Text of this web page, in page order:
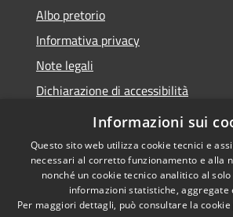
Albo pretorio
Informativa privacy
Note legali
Dichiarazione di accessibilità
Piano di miglioramento del sito
Informazioni sui
Questo sito web utilizza cookie tecnici e
necessari al corretto funzionamento e alla
nonché un cookie tecnico analitico al
informazioni statistiche, aggregate
Per maggiori dettagli, può consultare la